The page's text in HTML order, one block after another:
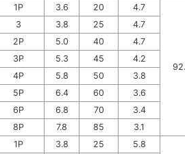
1P 3.6 20 4.7
3 3.8 25 4.7
2P 5.0 40
4.7
3P
5.3 45
4.2
4P
5.8 50
3.8
5P
6.4 60
3.6
6P
6.8 70
3.4
8P
7.8 85 3.1
1P 3.8 25 5.8